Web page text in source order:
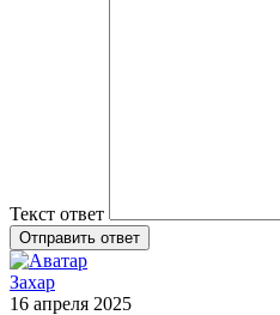
Текст ответ
Отправить ответ
Захар
16 апреля 2025